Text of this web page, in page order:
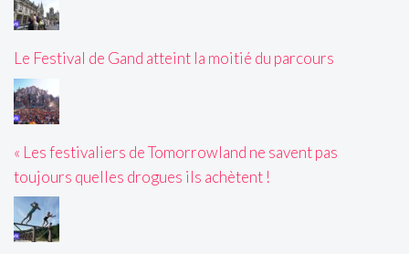
Le Festival de Gand atteint la moitié du parcours
« Les festivaliers de Tomorrowland ne savent pas
toujours quelles drogues ils achètent !